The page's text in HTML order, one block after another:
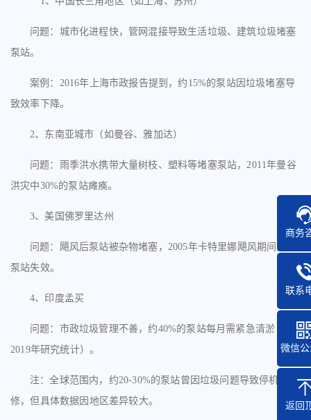
问题：城市化进程快，管网混接导致生活垃圾、建筑垃圾堵塞
泵站。
案例： 2016年上海市政报告提到，约15%的泵站因垃圾堵塞导
致效率下降。
2、 东南亚城市（如曼谷、雅加达）
问题：雨季洪水携带大量树枝、塑料等堵塞泵站， 2011年曼谷
洪灾中30%的泵站瘫痪。
3、美国佛罗里达州
问题：飓风后泵站被杂物堵塞， 2005年卡特里娜飓风期间多个
泵站失效。
4、 印度孟买
问题：市政垃圾管理不善，约40%的泵站每月需紧急清淤（据
2019年研究统计）。
注：全球范围内，约20-30%的泵站曾因垃圾问题导致停机维
修，但具体数据因地区差异较大。
商务
联系
微信
返回